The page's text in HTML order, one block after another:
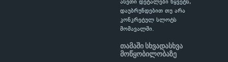
ასეთი დეტალები წყვეტს,
დაუბრუნდებით თუ არა
კონკრეტულ სლოტს
მომავალში.
თამაში სხვადასხვა
მოწყობილობაზე